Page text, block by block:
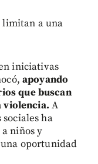
limitan a una
iniciativas
apoyando
que buscan
violencia.A
ha
niños y
oportunidad